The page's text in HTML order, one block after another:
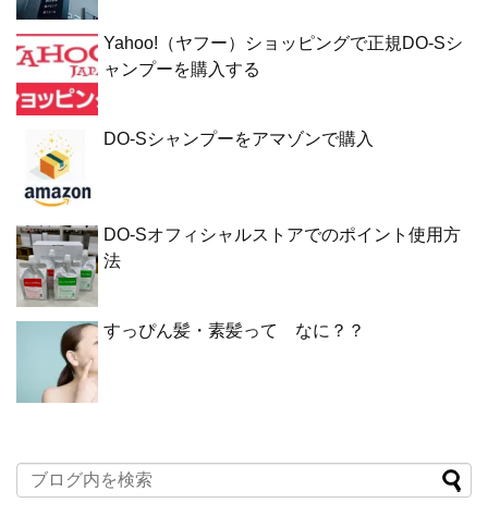
Yahoo!（ヤフー）ショッピングで正規DO-Sシ
ャンプーを購入する
DO-Sシャンプーをアマゾンで購入
DO-Sオフィシャルストアでのポイント使用方
法
すっぴん髪・素髪って なに？？